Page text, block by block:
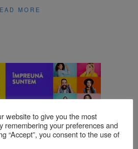
MORE
website to give you the most
remembering your preferences and
“Accept”, you consent to the use of